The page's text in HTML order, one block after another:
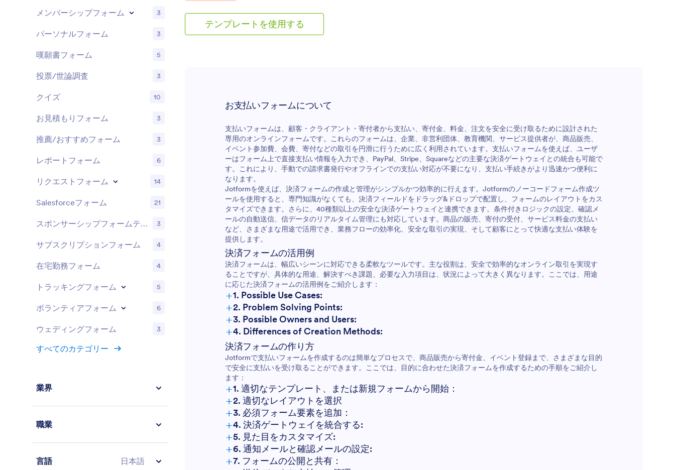
テンプレートを使用する
お支払いフォームについて
支払いフォームは、顧客・クライアント・寄付者から支払い、寄付金、料金、注文を安全に受け取るために設計された
専用のオンラインフォームです。これらのフォームは、企業、非営利団体、教育機関、サービス提供者が、商品販売、
イベント参加費、会費、寄付などの取引を円滑に行うために広く利用されています。支払いフォームを使えば、ユーザ
ーはフォーム上で直接支払い情報を入力でき、PayPal、Stripe、Squareなどの主要な決済ゲートウェイとの統合も可能で
す。これにより、手動での請求書発行やオフラインでの支払い対応が不要になり、支払い手続きがより迅速かつ便利に
なります。
Jotformを使えば、決済フォームの作成と管理がシンプルかつ効率的に行えます。Jotformのノーコードフォーム作成ツ
ールを使用すると、専門知識がなくても、決済フィールドをドラッグ&ドロップで配置し、フォームのレイアウトをカス
タマイズできます。さらに、40種類以上の安全な決済ゲートウェイと連携できます。条件付きロジックの設定、確認メ
ールの自動送信、信データのリアルタイム管理にも対応しています。商品の販売、寄付の受付、サービス料金の支払い
など、さまざまな用途で活用でき、業務フローの効率化、安全な取引の実現、そして顧客にとって快適な支払い体験を
提供します。
決済フォームの活用例
決済フォームは、幅広いシーンに対応できる柔軟なツールです。主な役割は、安全で効率的なオンライン取引を実現す
ることですが、具体的な用途、解決すべき課題、必要な入力項目は、状況によって大きく異なります。ここでは、用途
に応じた決済フォームの活用例をご紹介します：
+1. Possible Use Cases:
+2. Problem Solving Points:
+3. Possible Owners and Users:
+4. Differences of Creation Methods:
決済フォームの作り方
Jotformで支払いフォームを作成するのは簡単なプロセスで、商品販売から寄付金、イベント登録まで、さまざまな目的
で安全に支払いを受け取ることができます。ここでは、目的に合わせた決済フォームを作成するための手順をご紹介し
ます：
+1. 適切なテンプレート、または新規フォームから開始：
+2. 適切なレイアウトを選択
+3. 必須フォーム要素を追加：
+4. 決済ゲートウェイを統合する:
+5. 見た目をカスタマイズ:
+6. 通知メールと確認メールの設定:
+7. フォームの公開と共有：
メンバーシップフォーム 3
パーソナルフォーム 3
嘆願書フォーム 5
投票/世論調査 3
クイズ 10
お見積もりフォーム 3
推薦/おすすめフォーム 3
レポートフォーム 6
リクエストフォーム 14
Salesforceフォーム 21
スポンサーシップフォームテンプレート 3
サブスクリプションフォーム 4
在宅勤務フォーム 4
トラッキングフォーム 5
ボランティアフォーム 6
ウェディングフォーム 3
すべてのカテゴリー
業界
職業
言語 日本語